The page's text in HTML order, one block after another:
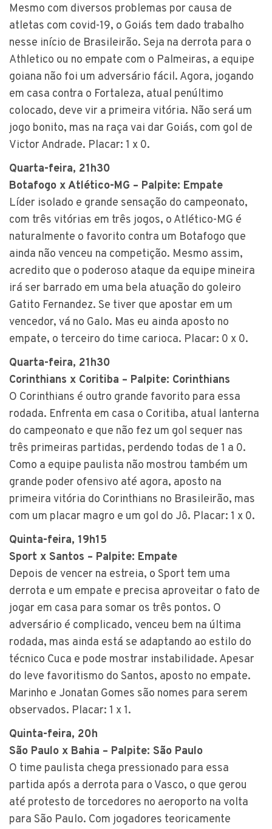
Mesmo com diversos problemas por causa de
atletas com covid-19, o Goiás tem dado trabalho
nesse início de Brasileirão. Seja na derrota para o
Athletico ou no empate com o Palmeiras, a equipe
goiana não foi um adversário fácil. Agora, jogando
em casa contra o Fortaleza, atual penúltimo
colocado, deve vir a primeira vitória. Não será um
jogo bonito, mas na raça vai dar Goiás, com gol de
Victor Andrade. Placar: 1 x 0.
Quarta-feira, 21h30
Botafogo x Atlético-MG – Palpite: Empate
Líder isolado e grande sensação do campeonato,
com três vitórias em três jogos, o Atlético-MG é
naturalmente o favorito contra um Botafogo que
ainda não venceu na competição. Mesmo assim,
acredito que o poderoso ataque da equipe mineira
irá ser barrado em uma bela atuação do goleiro
Gatito Fernandez. Se tiver que apostar em um
vencedor, vá no Galo. Mas eu ainda aposto no
empate, o terceiro do time carioca. Placar: 0 x 0.
Quarta-feira, 21h30
Corinthians x Coritiba – Palpite: Corinthians
O Corinthians é outro grande favorito para essa
rodada. Enfrenta em casa o Coritiba, atual lanterna
do campeonato e que não fez um gol sequer nas
três primeiras partidas, perdendo todas de 1 a 0.
Como a equipe paulista não mostrou também um
grande poder ofensivo até agora, aposto na
primeira vitória do Corinthians no Brasileirão, mas
com um placar magro e um gol do Jô. Placar: 1 x 0.
Quinta-feira, 19h15
Sport x Santos – Palpite: Empate
Depois de vencer na estreia, o Sport tem uma
derrota e um empate e precisa aproveitar o fato de
jogar em casa para somar os três pontos. O
adversário é complicado, venceu bem na última
rodada, mas ainda está se adaptando ao estilo do
técnico Cuca e pode mostrar instabilidade. Apesar
do leve favoritismo do Santos, aposto no empate.
Marinho e Jonatan Gomes são nomes para serem
observados. Placar: 1 x 1.
Quinta-feira, 20h
São Paulo x Bahia – Palpite: São Paulo
O time paulista chega pressionado para essa
partida após a derrota para o Vasco, o que gerou
até protesto de torcedores no aeroporto na volta
para São Paulo. Com jogadores teoricamente